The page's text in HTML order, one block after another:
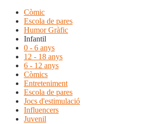
Còmic
Escola de pares
Humor Gràfic
Infantil
0 - 6 anys
12 - 18 anys
6 - 12 anys
Còmics
Entreteniment
Escola de pares
Jocs d'estimulació
Influencers
Juvenil